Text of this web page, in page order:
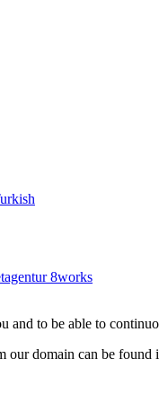
8works
and to be able to
our domain can be found